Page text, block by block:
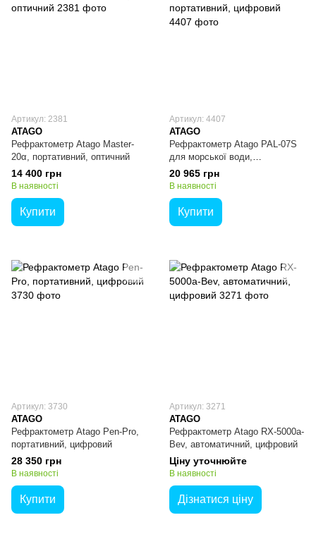
Артикул: 2381
ATAGO
Рефрактометр Atago Master-
20α, портативний, оптичний
14 400 грн
В наявності
Купити
Артикул: 4407
ATAGO
Рефрактометр Atago PAL-07S
для морської води,
портативний, цифровий
20 965 грн
В наявності
Купити
Артикул: 3730
ATAGO
Рефрактометр Atago Pen-Pro,
портативний, цифровий
28 350 грн
В наявності
Купити
Артикул: 3271
ATAGO
Рефрактометр Atago RX-5000a-
Bev, автоматичний, цифровий
Ціну уточнюйте
В наявності
Дізнатися ціну